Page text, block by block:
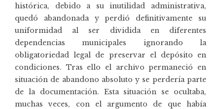
histórica, debido a su inutilidad administrativa,
quedó abandonada y perdió definitivamente su
uniformidad al ser dividida en diferentes
dependencias municipales ignorando la
obligatoriedad legal de preservar el depósito en
condiciones. Tras ello el archivo permaneció en
situación de abandono absoluto y se perdería parte
de la documentación. Esta situación se ocultaba,
muchas veces, con el argumento de que había